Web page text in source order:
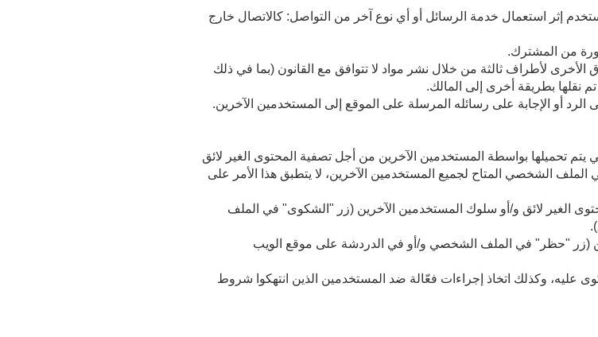
إثر استعمال خدمة الرسائل أو أي نوع آخر من التواصل: كالاتصال خارج
من المشترك.
لأطراف ثالثة من خلال نشر مواد لا تتوافق مع القانون (بما في ذلك
نقلها بطريقة أخرى إلى المالك.
أو الإجابة على رسائله المرسلة على الموقع إلى المستخدمين الآخرين.
يتم تحميلها بواسطة المستخدمين الآخرين من أجل تصفية المحتوى الغير لائق
الملف الشخصي المتاح لجميع المستخدمين الآخرين، لا يتطبق هذا الأمر على
الغير لائق و/أو سلوك المستخدمين الآخرين (زر "الشكوى" في الملف
(زر "حظر" في الملف الشخصي و/أو في الدردشة على موقع الويب
عليه، وكذلك اتخاذ إجراءات فعّالة ضد المستخدمين الذين انتهكوا شروط